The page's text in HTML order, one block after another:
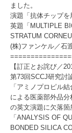
ました。
演題「抗体チップを
英題「MULTIPLE
STRATUM
(株)ファンケル／石
【訂正とお詫び／
第73回SCCJ研究討
「アミノプロピル
による医薬部外品分
の英文演題に欠落箇
「ANALYSIS OF
BONDED SILICA